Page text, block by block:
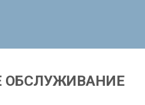
ОБСЛУЖИВАНИЕ